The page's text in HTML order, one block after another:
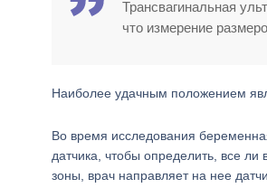
Трансвагинальная
что измерение
Наиболее удачным положением
Во время исследования
датчика, чтобы определить, все
зоны, врач направляет на нее